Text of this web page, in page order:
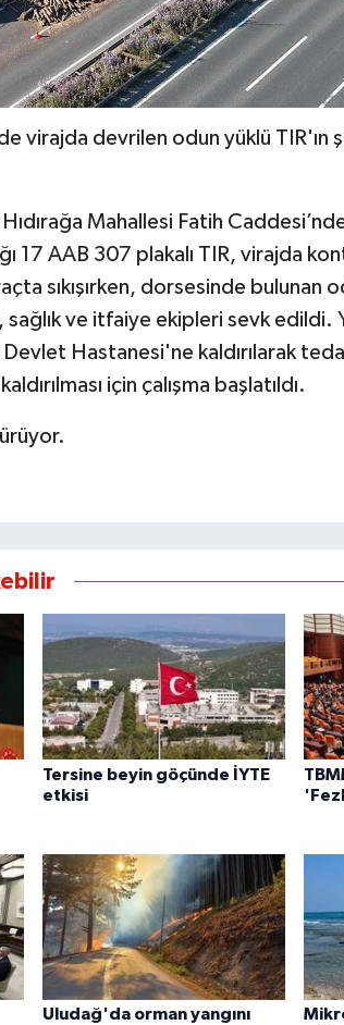
virajda devrilen odun yüklü TIR'ın
Mahallesi Fatih
17 AAB 307 plakalı TIR, virajda
sıkışırken, dorsesinde bulunan
ve itfaiye ekipleri sevk edildi.
Hastanesi'ne kaldırılarak
için çalışma başlatıldı.
Tersine beyin göçünde İYTE
etkisi
Uludağ'da orman yangını